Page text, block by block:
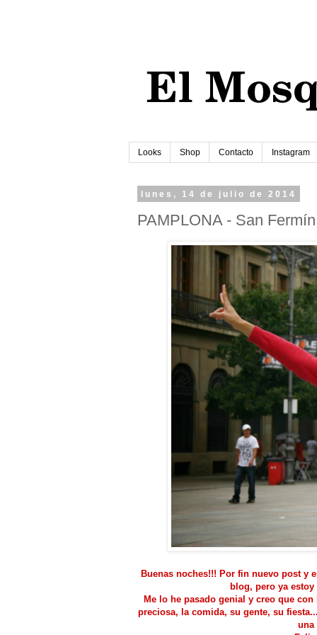
Looks Shop Contacto Instagram
lunes, 14 de julio de 2014
PAMPLONA - San
Buenas noches!!! Por fin nuevo post y
blog, pero ya
Me lo he pasado genial y creo que
preciosa, la comida, su gente, su
una